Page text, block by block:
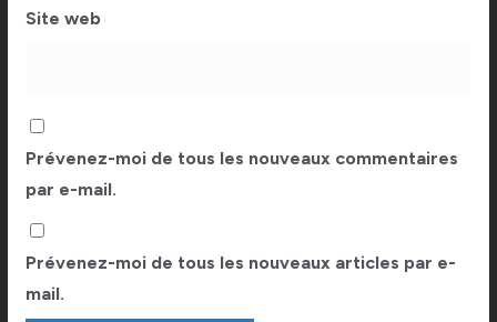
Site web
Prévenez-moi de tous les nouveaux commentaires
par e-mail.
Prévenez-moi de tous les nouveaux articles par e-
mail.